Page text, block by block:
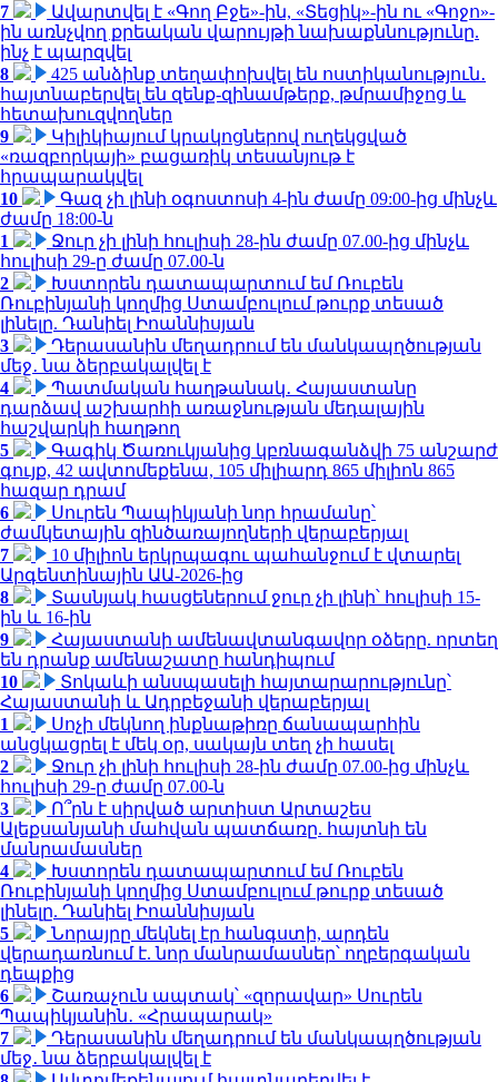
7
Ավարտվել է «Գող Բջե»-ին, «Տեցիկ»-ին ու «Գոջո»-
ին առնչվող քրեական վարույթի նախաքննությունը.
ինչ է պարզվել
8
425 անձինք տեղափոխվել են ոստիկանություն․
հայտնաբերվել են զենք-զինամթերք, թմրամիջոց և
հետախուզվողներ
9
Կիլիկիայում կրակոցներով ուղեկցված
«ռազբորկայի» բացառիկ տեսանյութ է
հրապարակվել
10
Գազ չի լինի օգոստոսի 4-ին ժամը 09:00-ից մինչև
ժամը 18:00-ն
1
Ջուր չի լինի հուլիսի 28-ին ժամը 07.00-ից մինչև
հուլիսի 29-ը ժամը 07.00-ն
2
Խստորեն դատապարտում եմ Ռուբեն
Ռուբինյանի կողմից Ստամբուլում թուրք տեսած
լինելը. Դանիել Իոաննիսյան
3
Դերասանին մեղադրում են մանկապղծության
մեջ․ նա ձերբակալվել է
4
Պատմական հաղթանակ․ Հայաստանը
դարձավ աշխարհի առաջնության մեդալային
հաշվարկի հաղթող
5
Գագիկ Ծառուկյանից կբռնագանձվի 75 անշարժ
գույք, 42 ավտոմեքենա, 105 միլիարդ 865 միլիոն 865
հազար դրամ
6
Սուրեն Պապիկյանի նոր հրամանը՝
ժամկետային զինծառայողների վերաբերյալ
7
10 միլիոն երկրպագու պահանջում է վտարել
Արգենտինային ԱԱ-2026-ից
8
Տասնյակ հասցեներում ջուր չի լինի՝ հուլիսի 15-
ին և 16-ին
9
Հայաստանի ամենավտանգավոր օձերը. որտեղ
են դրանք ամենաշատը հանդիպում
10
Տոկաևի անսպասելի հայտարարությունը՝
Հայաստանի և Ադրբեջանի վերաբերյալ
1
Սոչի մեկնող ինքնաթիռը ճանապարհին
անցկացրել է մեկ օր, սակայն տեղ չի հասել
2
Ջուր չի լինի հուլիսի 28-ին ժամը 07.00-ից մինչև
հուլիսի 29-ը ժամը 07.00-ն
3
Ո՞րն է սիրված արտիստ Արտաշես
Ալեքսանյանի մահվան պատճառը. հայտնի են
մանրամասներ
4
Խստորեն դատապարտում եմ Ռուբեն
Ռուբինյանի կողմից Ստամբուլում թուրք տեսած
լինելը. Դանիել Իոաննիսյան
5
Նորայրը մեկնել էր հանգստի, արդեն
վերադառնում է. նոր մանրամասներ՝ ողբերգական
դեպքից
6
Շառաչուն ապտակ՝ «զորավար» Սուրեն
Պապիկյանին․ «Հրապարակ»
7
Դերասանին մեղադրում են մանկապղծության
մեջ․ նա ձերբակալվել է